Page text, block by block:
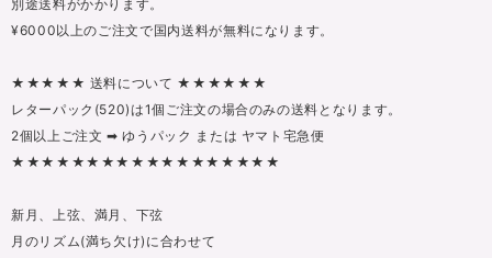
別途送料がかかります。
¥6000以上のご注文で国内送料が無料になります。
★★★★★ 送料について ★★★★★★
レターパック(520)は1個ご注文の場合のみの送料となります。
2個以上ご注文 ➡ ゆうパック または ヤマト宅急便
★★★★★★★★★★★★★★★★★★
新月、上弦、満月、下弦
月のリズム(満ち欠け)に合わせて